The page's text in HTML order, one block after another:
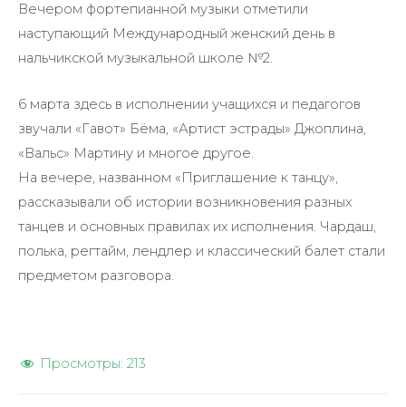
Вечером фортепианной музыки отметили
наступающий Международный женский день в
нальчикской музыкальной школе №2.
6 марта здесь в исполнении учащихся и педагогов
звучали «Гавот» Бёма, «Артист эстрады» Джоплина,
«Вальс» Мартину и многое другое.
На вечере, названном «Приглашение к танцу»,
рассказывали об истории возникновения разных
танцев и основных правилах их исполнения. Чардаш,
полька, регтайм, лендлер и классический балет стали
предметом разговора.
Просмотры: 213